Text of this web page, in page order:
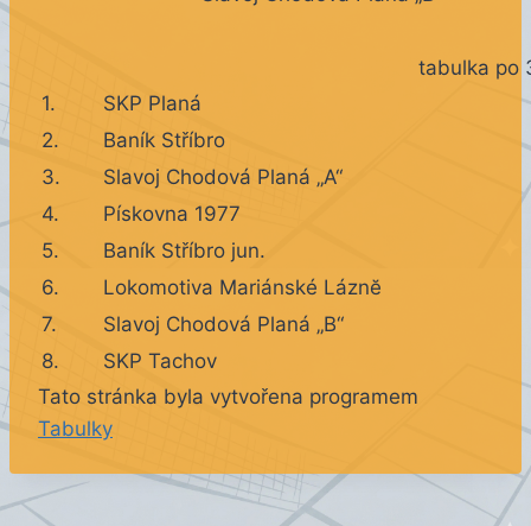
tabulka po
1.
SKP Planá
2.
Baník Stříbro
3.
Slavoj Chodová Planá „A“
4.
Pískovna 1977
5.
Baník Stříbro jun.
6.
Lokomotiva Mariánské Láznĕ
7.
Slavoj Chodová Planá „B“
8.
SKP Tachov
Tato stránka byla vytvořena programem
Tabulky